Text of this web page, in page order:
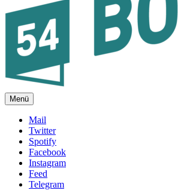
FEUILLETON IM INTERNET
Menü
Mail
Twitter
Spotify
Facebook
Instagram
Feed
Telegram